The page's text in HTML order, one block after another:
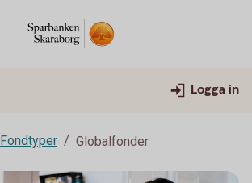
Logga in
Fondtyper Globalfonder